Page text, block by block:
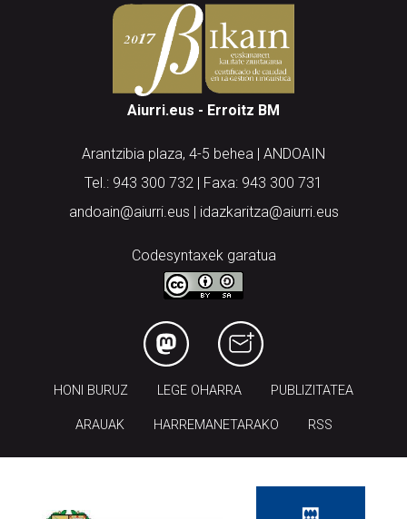
Aiurri.eus - Erroitz BM
Arantzibia plaza, 4-5 behea | ANDOAIN
Tel.: 943 300 732 | Faxa: 943 300 731
andoain@aiurri.eus | idazkaritza@aiurri.eus
Codesyntaxek garatua
HONI BURUZ LEGE OHARRA PUBLIZITATEA
ARAUAK HARREMANETARAKO RSS